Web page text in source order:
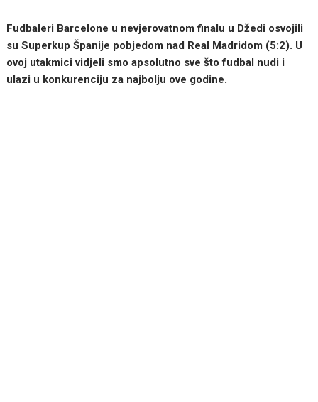
Fudbaleri Barcelone u nevjerovatnom finalu u Džedi osvojili
su Superkup Španije pobjedom nad Real Madridom (5:2). U
ovoj utakmici vidjeli smo apsolutno sve što fudbal nudi i
ulazi u konkurenciju za najbolju ove godine.